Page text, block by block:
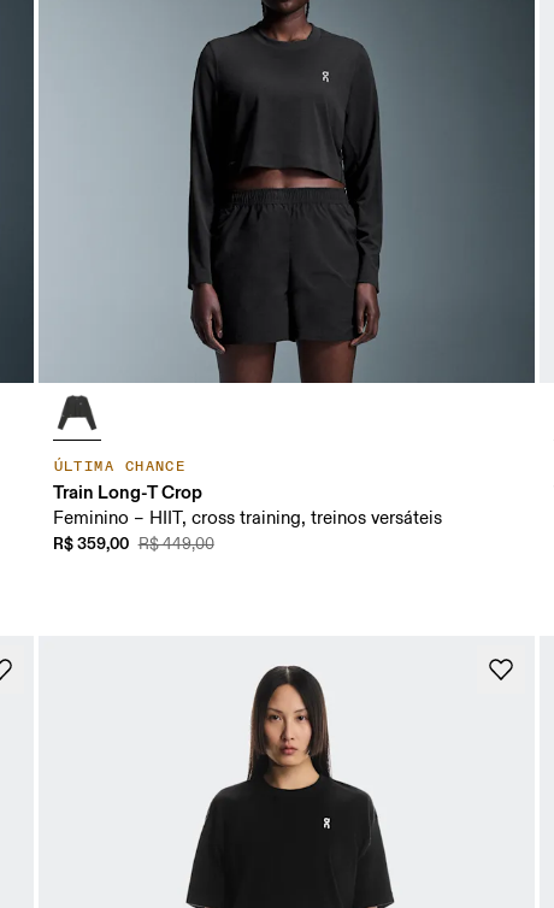
ÚLTIMA CHANCE
Train Long-T Crop
Feminino – HIIT, cross training, treinos versáteis
R$ 359,00 R$ 449,00